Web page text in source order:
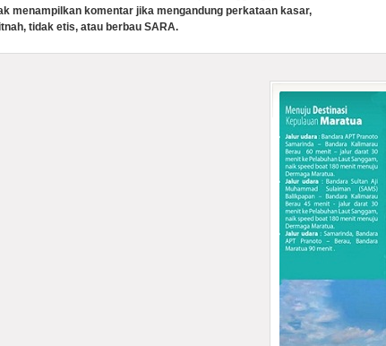
menampilkan komentar jika mengandung perkataan kasar,
tidak etis, atau berbau SARA.